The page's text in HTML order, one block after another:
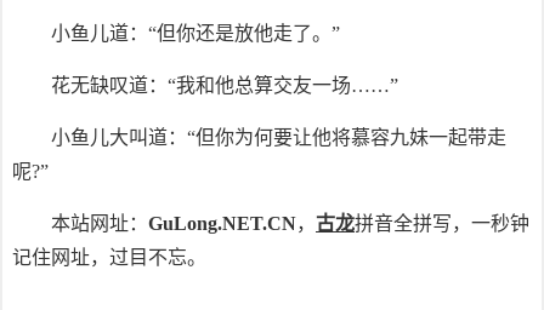
小鱼儿道：“但你还是放他走了。”
花无缺叹道：“我和他总算交友一场……”
小鱼儿大叫道：“但你为何要让他将慕容九妹一起带走
呢?”
本站网址： GuLong.NET.CN， 古龙拼音全拼写，一秒钟
记住网址，过目不忘。